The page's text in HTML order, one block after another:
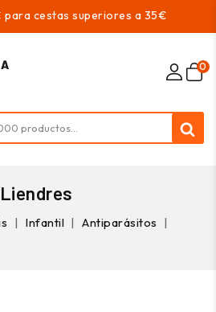
para cestas superiores a 35€
0
Liendres
Infantil
Antiparásitos